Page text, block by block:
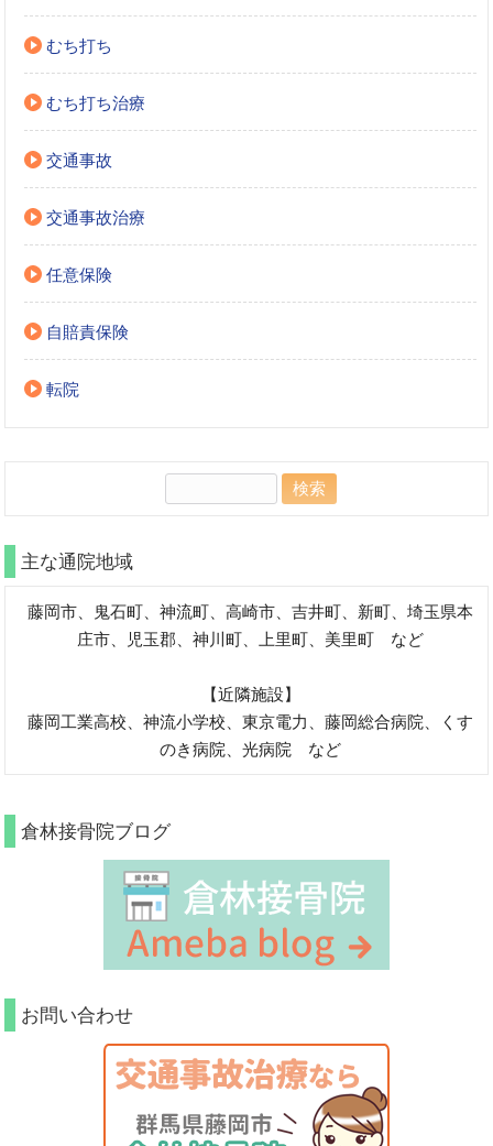
むち打ち
むち打ち治療
交通事故
交通事故治療
任意保険
自賠責保険
転院
主な通院地域
藤岡市、鬼石町、神流町、高崎市、吉井町、新町、埼玉県本
庄市、児玉郡、神川町、上里町、美里町 など
【近隣施設】
藤岡工業高校、神流小学校、東京電力、藤岡総合病院、くす
のき病院、光病院 など
倉林接骨院ブログ
お問い合わせ